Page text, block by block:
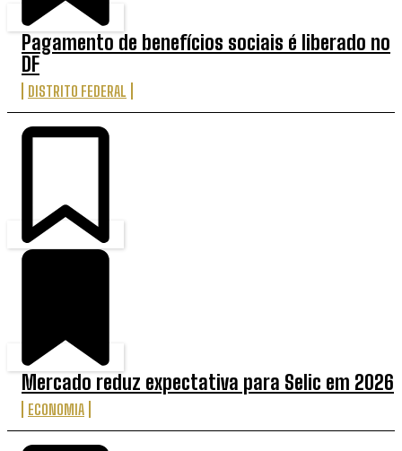
Pagamento de benefícios sociais é liberado no
DF
DISTRITO FEDERAL
Mercado reduz expectativa para Selic em 2026
ECONOMIA